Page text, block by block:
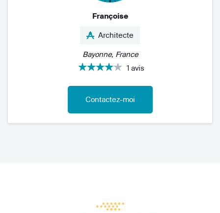
Françoise
Architecte
Bayonne, France
1 avis
Contactez-moi